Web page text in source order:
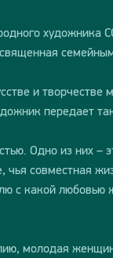
художника
и творчестве
передает
Одно из них –
чья совместная
с какой любовью
молодая